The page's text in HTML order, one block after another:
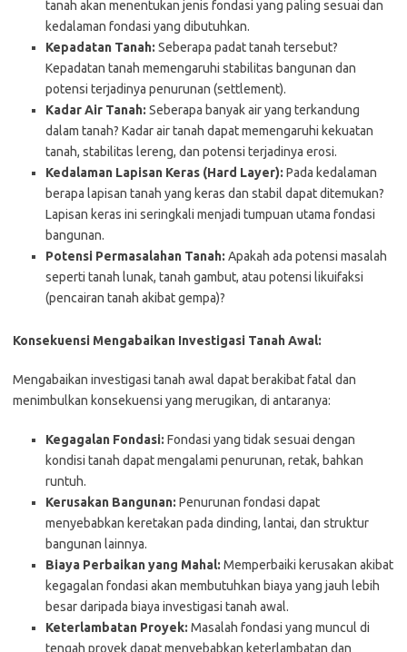
tanah akan menentukan jenis fondasi yang paling sesuai dan
kedalaman fondasi yang dibutuhkan.
Kepadatan Tanah: Seberapa padat tanah tersebut?
Kepadatan tanah memengaruhi stabilitas bangunan dan
potensi terjadinya penurunan (settlement).
Kadar Air Tanah: Seberapa banyak air yang terkandung
dalam tanah? Kadar air tanah dapat memengaruhi kekuatan
tanah, stabilitas lereng, dan potensi terjadinya erosi.
Kedalaman Lapisan Keras (Hard Layer): Pada kedalaman
berapa lapisan tanah yang keras dan stabil dapat ditemukan?
Lapisan keras ini seringkali menjadi tumpuan utama fondasi
bangunan.
Potensi Permasalahan Tanah: Apakah ada potensi masalah
seperti tanah lunak, tanah gambut, atau potensi likuifaksi
(pencairan tanah akibat gempa)?
Konsekuensi Mengabaikan Investigasi Tanah Awal:
Mengabaikan investigasi tanah awal dapat berakibat fatal dan
menimbulkan konsekuensi yang merugikan, di antaranya:
Kegagalan Fondasi: Fondasi yang tidak sesuai dengan
kondisi tanah dapat mengalami penurunan, retak, bahkan
runtuh.
Kerusakan Bangunan: Penurunan fondasi dapat
menyebabkan keretakan pada dinding, lantai, dan struktur
bangunan lainnya.
Biaya Perbaikan yang Mahal: Memperbaiki kerusakan akibat
kegagalan fondasi akan membutuhkan biaya yang jauh lebih
besar daripada biaya investigasi tanah awal.
Keterlambatan Proyek: Masalah fondasi yang muncul di
tengah proyek dapat menyebabkan keterlambatan dan